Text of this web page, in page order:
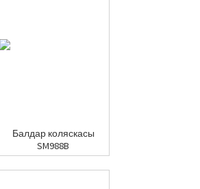
Балдар коляскасы
SM988B